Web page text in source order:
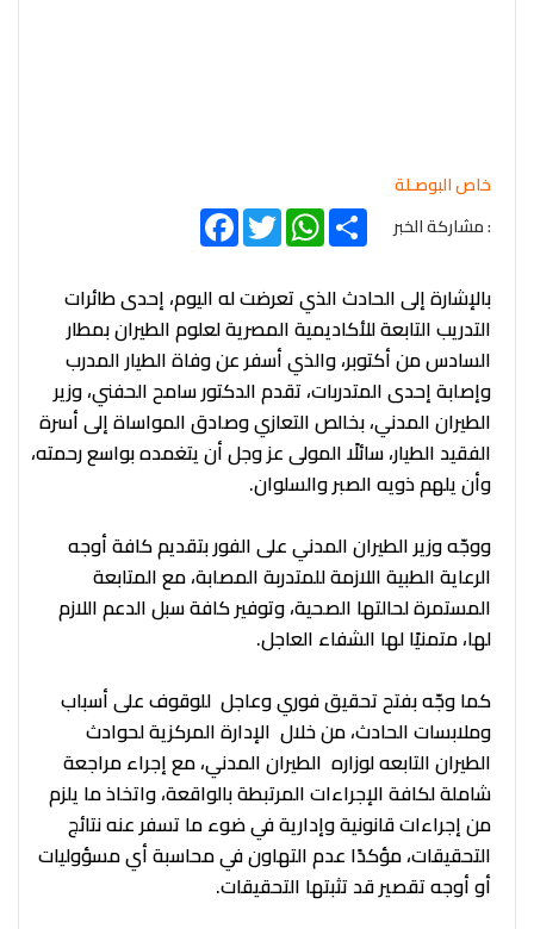
خاص البوصـلة
: مشاركة الخبر
FacebookTwitter
WhatsAppShare
بالإشارة إلى الحادث الذي تعرضت له اليوم، إحدى طائرات
التدريب التابعة للأكاديمية المصرية لعلوم الطيران بمطار
السادس من أكتوبر، والذي أسفر عن وفاة الطيار المدرب
وإصابة إحدى المتدربات، تقدم الدكتور سامح الحفني، وزير
الطيران المدني، بخالص التعازي وصادق المواساة إلى أسرة
الفقيد الطيار، سائلًا المولى عز وجل أن يتغمده بواسع رحمته،
وأن يلهم ذويه الصبر والسلوان.
ووجّه وزير الطيران المدني على الفور بتقديم كافة أوجه
الرعاية الطبية اللازمة للمتدربة المصابة، مع المتابعة
المستمرة لحالتها الصحية، وتوفير كافة سبل الدعم اللازم
لها، متمنيًا لها الشفاء العاجل.
كما وجّه بفتح تحقيق فوري وعاجل للوقوف على أسباب
وملابسات الحادث، من خلال الإدارة المركزية لحوادث
الطيران التابعه لوزاره الطيران المدني، مع إجراء مراجعة
شاملة لكافة الإجراءات المرتبطة بالواقعة، واتخاذ ما يلزم
من إجراءات قانونية وإدارية في ضوء ما تسفر عنه نتائج
التحقيقات، مؤكدًا عدم التهاون في محاسبة أي مسؤوليات
أو أوجه تقصير قد تثبتها التحقيقات.